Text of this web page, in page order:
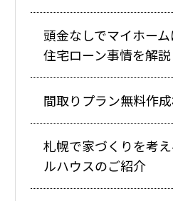
頭金なしでマイホー
住宅ローン事情を解説
間取りプラン無料作
札幌で家づくりを考
ルハウスのご紹介